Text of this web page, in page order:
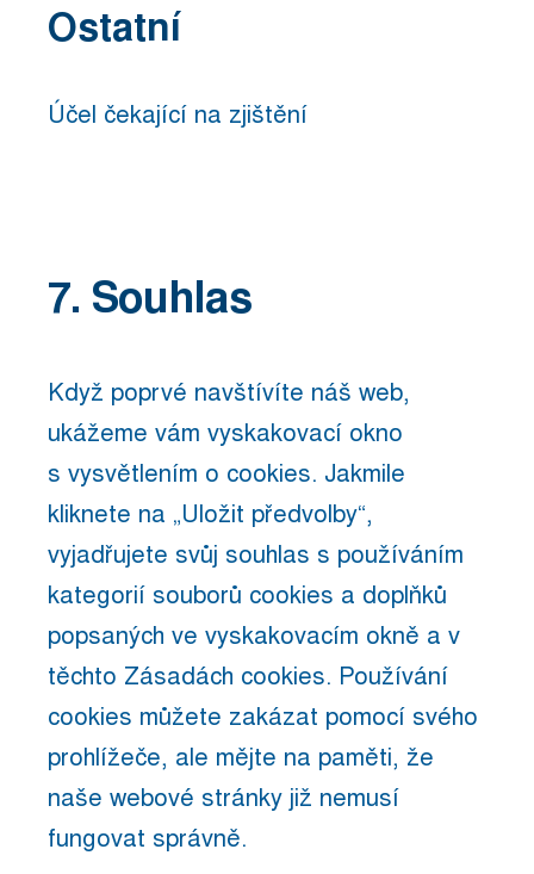
microsoft-
Ostatní
Účel čekající na zjištění
service
7. Souhlas
Když poprvé navštívíte náš web,
ukážeme vám vyskakovací okno
s vysvětlením o cookies. Jakmile
kliknete na „Uložit předvolby“,
vyjadřujete svůj souhlas s používáním
kategorií souborů cookies a doplňků
popsaných ve vyskakovacím okně a v
těchto Zásadách cookies. Používání
cookies můžete zakázat pomocí svého
prohlížeče, ale mějte na paměti, že
naše webové stránky již nemusí
fungovat správně.